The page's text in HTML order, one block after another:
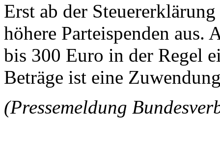
Erst ab der
höhere Parteispenden aus.
bis 300 Euro in der Regel
Beträge ist eine
(Pressemeldung